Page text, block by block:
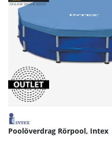
Poolöverdrag Rörpool, Intex